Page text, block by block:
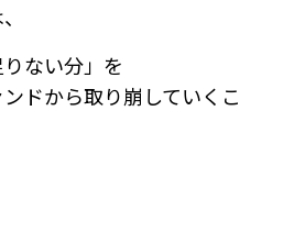
ない分」を
ドから取り崩していくこ